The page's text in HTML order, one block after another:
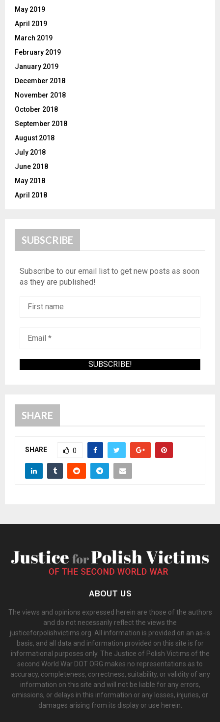
May 2019
April 2019
March 2019
February 2019
January 2019
December 2018
November 2018
October 2018
September 2018
August 2018
July 2018
June 2018
May 2018
April 2018
SUBSCRIBE
Subscribe to our email list to get new posts as soon
as they are published!
SHARE
SHARE 0
ABOUT US
The views and opinions expressed herein are those of the authors
and do not necessarily reflect the views the
justiceforpolishvictims.org. All information is provided on an as-is
basis, and all data and information provided on this site is for
informational purposes only. The Justice of Polish Victims of the
second World War DOT ORG makes no representations as to
accuracy, completeness, correctness, suitability, or validity of any
information on this site and will not be liable for any errors,
omissions, or delays in this information or any losses, injuries, or
damages arising from its display or use herein.